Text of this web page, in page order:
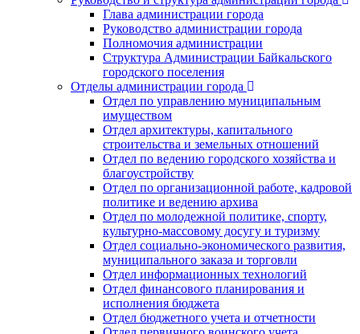
Глава администрации города
Руководство администрации города
Полномочия администрации
Структура Администрации Байкальского
городского поселения
Отделы администрации города
Отдел по управлению муниципальным
имуществом
Отдел архитектуры, капитального
строительства и земельных отношений
Отдел по ведению городского хозяйства и
благоустройству
Отдел по организационной работе, кадровой
политике и ведению архива
Отдел по молодежной политике, спорту,
культурно-массовому досугу и туризму
Отдел социально-экономического развития,
муниципального заказа и торговли
Отдел информационных технологий
Отдел финансового планирования и
исполнения бюджета
Отдел бюджетного учета и отчетности